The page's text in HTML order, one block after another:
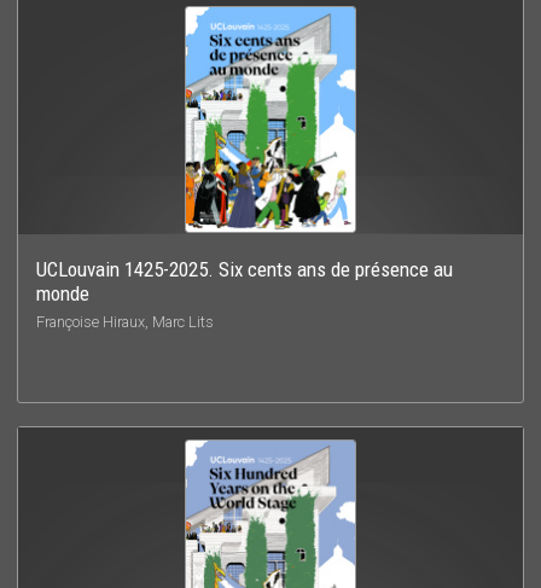
UCLouvain 1425-2025. Six cents ans de présence au
monde
Françoise Hiraux, Marc Lits